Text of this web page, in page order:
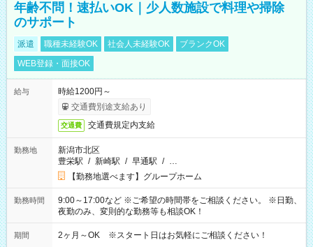
年齢不問！速払いOK｜少人数施設で料理や掃除
のサポート
派遣 職種未経験OK 社会人未経験OK
ブランクOK
WEB登録・面接OK
給与
時給1200円～
交通費別途支給あり
交通費 交通費規定内支給
勤務地
新潟市北区
豊栄駅 / 新崎駅 / 早通駅 / …
【勤務地選べます】グループホーム
勤務時間
9:00～17:00など ※ご希望の時間帯をご相談ください。 ※日勤、
夜勤のみ、変則的な勤務等も相談OK！
期間 2ヶ月～OK ※スタート日はお気軽にご相談ください！